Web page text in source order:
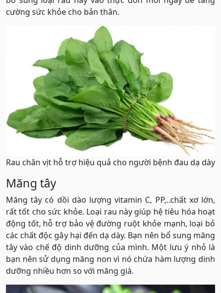
cường sức khỏe cho bản thân.
Rau chân vịt hỗ trợ hiệu quả cho người bệnh đau dạ dày
Măng tây
Măng tây có dồi dào lượng vitamin C, PP,..chất xơ lớn,
rất tốt cho sức khỏe. Loại rau này giúp hệ tiêu hóa hoạt
động tốt, hỗ trợ bảo vệ đường ruột khỏe mạnh, loại bỏ
các chất độc gây hại đến dạ dày. Bạn nên bổ sung măng
tây vào chế độ dinh dưỡng của mình. Một lưu ý nhỏ là
bạn nên sử dụng măng non vì nó chứa hàm lượng dinh
dưỡng nhiều hơn so với măng già.